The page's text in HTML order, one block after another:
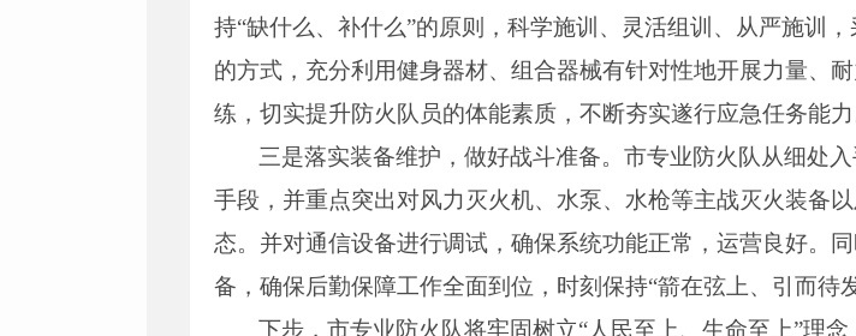
持“缺什么、补什么”的原则，科学施训、灵活组训、从严施训
的方式，充分利用健身器材、组合器械有针对性地开展力量、
练，切实提升防火队员的体能素质，不断夯实遂行应急任务能力
三是落实装备维护，做好战斗准备。市专业防火队从细处
手段，并重点突出对风力灭火机、水泵、水枪等主战灭火装备
态。并对通信设备进行调试，确保系统功能正常，运营良好。
备，确保后勤保障工作全面到位，时刻保持“箭在弦上、引而待
下步，市专业防火队将牢固树立“人民至上、生命至上”理